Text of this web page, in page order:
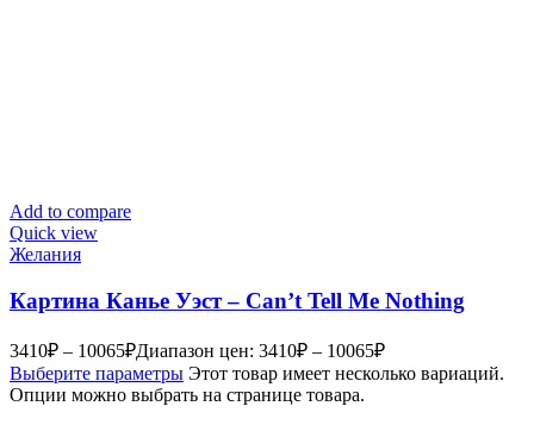
Add to compare
Quick view
Желания
Картина Канье Уэст – Can’t Tell Me Nothing
3410₽ – 10065₽Диапазон цен: 3410₽ – 10065₽
Выберите параметры Этот товар имеет несколько вариаций.
Опции можно выбрать на странице товара.